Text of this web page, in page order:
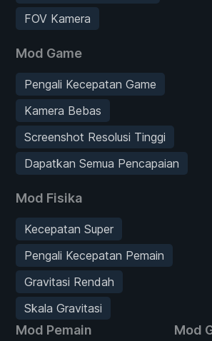
FOV Kamera
Mod Game
Pengali Kecepatan Game
Kamera Bebas
Screenshot Resolusi Tinggi
Dapatkan Semua Pencapaian
Mod Fisika
Kecepatan Super
Pengali Kecepatan Pemain
Gravitasi Rendah
Skala Gravitasi
Mod Pemain Mod